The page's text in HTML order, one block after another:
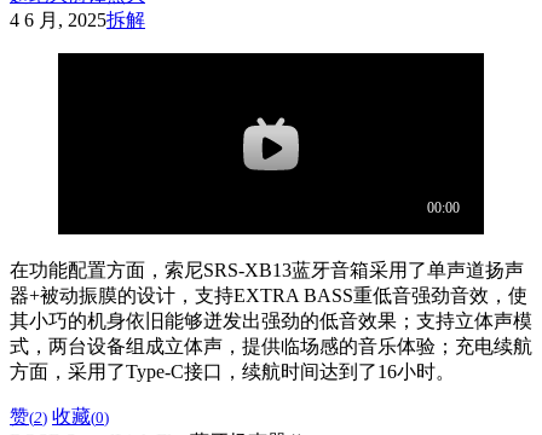
4 6 月, 2025拆解
在功能配置方面，索尼SRS-XB13蓝牙音箱采用了单声道扬声
器+被动振膜的设计，支持EXTRA BASS重低音强劲音效，使
其小巧的机身依旧能够迸发出强劲的低音效果；支持立体声模
式，两台设备组成立体声，提供临场感的音乐体验；充电续航
方面，采用了Type-C接口，续航时间达到了16小时。
赞(2) 收藏(0)